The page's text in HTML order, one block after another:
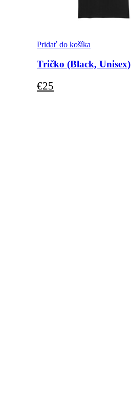
Pridať do košíka
Tričko (Black, Unisex)
€25